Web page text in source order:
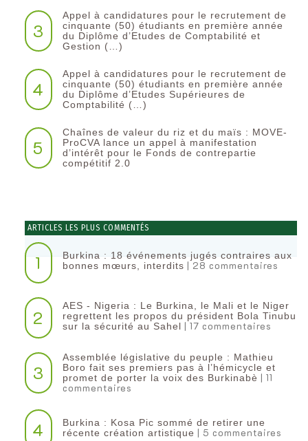
3
Appel à candidatures pour le recrutement de
cinquante (50) étudiants en première année
du Diplôme d’Etudes de Comptabilité et
Gestion (…)
4
Appel à candidatures pour le recrutement de
cinquante (50) étudiants en première année
du Diplôme d’Etudes Supérieures de
Comptabilité (…)
5
Chaînes de valeur du riz et du maïs : MOVE-
ProCVA lance un appel à manifestation
d’intérêt pour le Fonds de contrepartie
compétitif 2.0
ARTICLES LES PLUS COMMENTÉS
1
Burkina : 18 événements jugés contraires aux
bonnes mœurs, interdits | 28 commentaires
2
AES - Nigeria : Le Burkina, le Mali et le Niger
regrettent les propos du président Bola Tinubu
sur la sécurité au Sahel | 17 commentaires
3
Assemblée législative du peuple : Mathieu
Boro fait ses premiers pas à l’hémicycle et
promet de porter la voix des Burkinabè | 11
commentaires
4
Burkina : Kosa Pic sommé de retirer une
récente création artistique | 5 commentaires